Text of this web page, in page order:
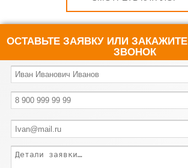
ОСТАВЬТЕ ЗАЯВКУ ИЛИ
ЗВОНОК